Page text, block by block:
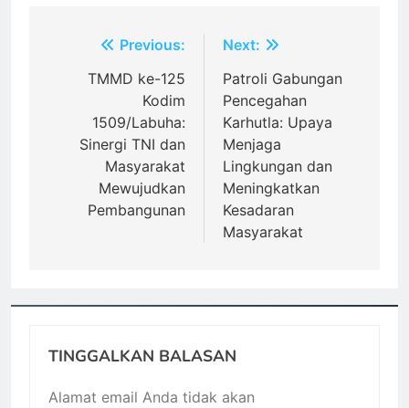
NavigasiPrevious:
TMMD ke-125
Kodim
1509/Labuha:
Sinergi TNI dan
Masyarakat
Mewujudkan
Pembangunan
Next:
Patroli Gabungan
Pencegahan
Karhutla: Upaya
Menjaga
Lingkungan dan
Meningkatkan
Kesadaran
Masyarakat
TINGGALKAN BALASAN
Alamat email Anda tidak akan